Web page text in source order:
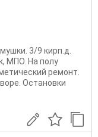
3/9 кирп.д.
МПО. На полу
ремонт.
Остановки